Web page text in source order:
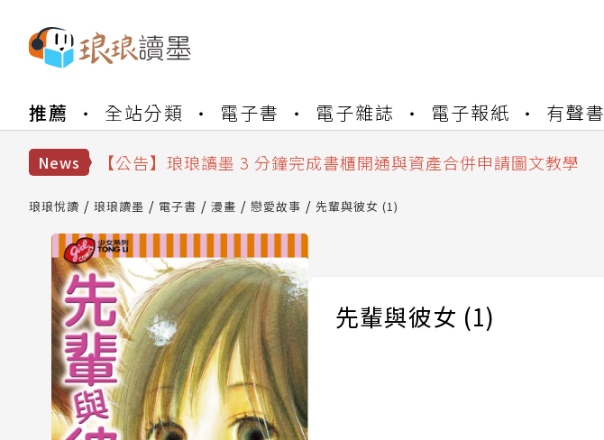
推薦 全站分類 電子書 電子雜誌 電子報紙 有聲書
News
【公告】琅琅讀墨數位閱讀資產合併與書櫃開通申請
【公告】琅琅讀墨 3 分鐘完成書櫃開通與資產合併申請圖文教學
【公告】琅琅讀墨數位閱讀資產合併與書櫃開通申請
琅琅悅讀 琅琅讀墨 電子書 漫畫 戀愛故事 先輩與彼女 (1)
先輩與彼女 (1)